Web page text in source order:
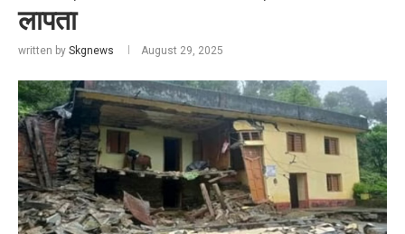
लापता
written by Skgnews August 29, 2025